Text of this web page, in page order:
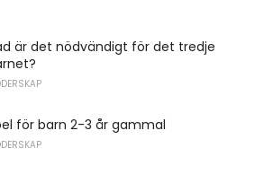
är det nödvändigt för det tredje
för barn 2-3 år gammal